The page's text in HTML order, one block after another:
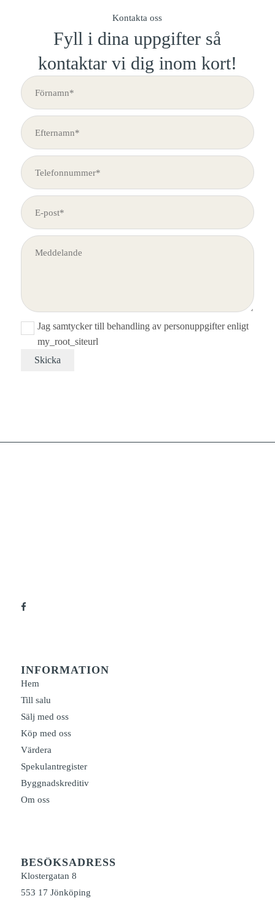
Kontakta oss
Fyll i dina uppgifter så
kontaktar vi dig inom kort!
Jag samtycker till behandling av personuppgifter enligt
my_root_siteurl
INFORMATION
Hem
Till salu
Sälj med oss
Köp med oss
Värdera
Spekulantregister
Byggnadskreditiv
Om oss
BESÖKSADRESS
Klostergatan 8
553 17 Jönköping